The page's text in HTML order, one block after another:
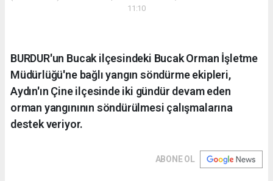
11:10
BURDUR'un Bucak ilçesindeki Bucak Orman İşletme
Müdürlüğü'ne bağlı yangın söndürme ekipleri,
Aydın'ın Çine ilçesinde iki gündür devam eden
orman yangınının söndürülmesi çalışmalarına
destek veriyor.
ABONE OL